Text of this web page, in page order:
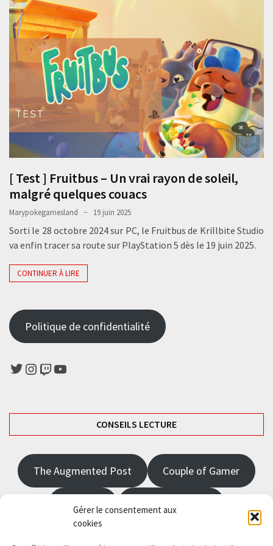
Gérer le consentement aux
cookies
[ Test ] Fruitbus – Un vrai rayon de soleil,
malgré quelques couacs
Marypokegamesland 19 juin 2025
Sorti le 28 octobre 2024 sur PC, le Fruitbus de Krillbite Studio
va enfin tracer sa route sur PlayStation 5 dès le 19 juin 2025.
CONTINUER À LIRE
Politique de confidentialité
Twitter
Instagram
TwitchYouTube
CONSEILS LECTURE
The Augmented Post Couple of Gamer
JRPGFR State of Gaming